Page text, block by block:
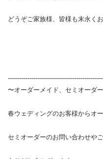
どうぞご家族様、皆様も末永く
〜オーダーメイド、セミオーダ
春ウェディングのお客様からオー
セミオーダーのお問い合わせや